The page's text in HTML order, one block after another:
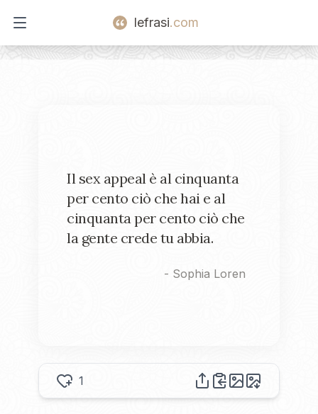
Open main menu
lefrasi.com
Il sex appeal è al cinquanta
per cento ciò che hai e al
cinquanta per cento ciò che
la gente crede tu abbia.
- Sophia Loren
1